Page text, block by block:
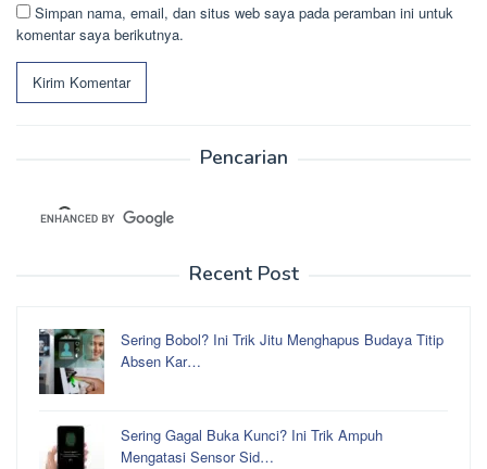
Simpan nama, email, dan situs web saya pada peramban ini untuk
komentar saya berikutnya.
Pencarian
Recent Post
Sering Bobol? Ini Trik Jitu Menghapus Budaya Titip
Absen Kar…
Sering Gagal Buka Kunci? Ini Trik Ampuh
Mengatasi Sensor Sid…